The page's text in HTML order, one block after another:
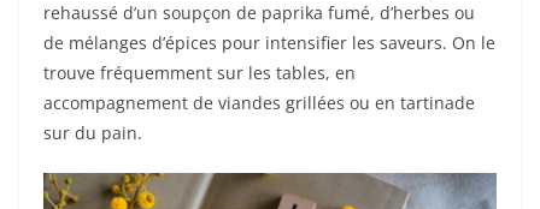
rehaussé d’un soupçon de paprika fumé, d’herbes ou
de mélanges d’épices pour intensifier les saveurs. On le
trouve fréquemment sur les tables, en
accompagnement de viandes grillées ou en tartinade
sur du pain.